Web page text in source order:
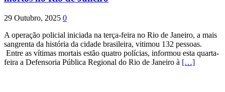
29 Outubro, 2025 0
A operação policial iniciada na terça-feira no Rio de Janeiro, a mais
sangrenta da história da cidade brasileira, vitimou 132 pessoas.
Entre as vítimas mortais estão quatro polícias, informou esta quarta-
feira a Defensoria Pública Regional do Rio de Janeiro à […]